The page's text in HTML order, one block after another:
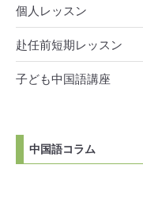
個人レッスン
赴任前短期レッスン
子ども中国語講座
中国語コラム